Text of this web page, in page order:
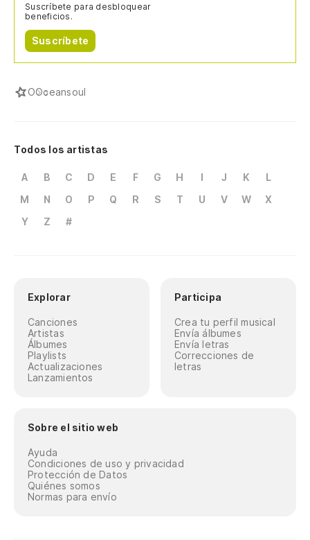
Suscríbete para desbloquear
beneficios.
Suscríbete
OOceansoul
Todos los artistas
A B C D E F G H I J K
L
M
N O P Q R S T U V W
X
Y
Z #
Explorar
Canciones
Artistas
Álbumes
Playlists
Actualizaciones
Lanzamientos
Participa
Crea tu perfil musical
Envía álbumes
Envía letras
Correcciones de
letras
Sobre el sitio web
Ayuda
Condiciones de uso y privacidad
Protección de Datos
Quiénes somos
Normas para envío